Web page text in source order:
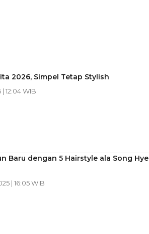
2026, Simpel Tetap Stylish
12:04 WIB
Baru dengan 5 Hairstyle ala Song Hye
| 16:05 WIB